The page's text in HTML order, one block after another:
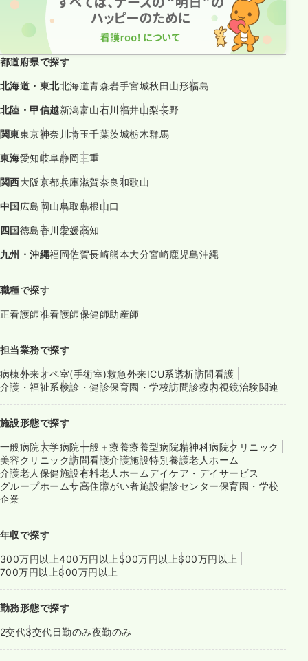
都道府県で探す
北海道・東北北海道青森岩手宮城秋田山形福島
北陸・甲信越新潟富山石川福井山梨長野
関東東京神奈川埼玉千葉茨城栃木群馬
東海愛知岐阜静岡三重
関西大阪京都兵庫滋賀奈良和歌山
中国広島岡山鳥取島根山口
四国徳島香川愛媛高知
九州・沖縄福岡佐賀長崎熊本大分宮崎鹿児島沖縄
職種で探す
正看護師准看護師保健師助産師
担当業務で探す
病棟外来オペ室(手術室)救急外来ICU系透析訪問看護
介護・福祉系検診・健診保育園・学校訪問診療内視鏡治験関連
施設形態で探す
一般病院大学病院一般＋療養療養型病院精神科病院クリニック
美容クリニック訪問看護介護施設特別養護老人ホーム
介護老人保健施設有料老人ホームデイケア・デイサービス
グループホームサ高住障がい者施設健診センター保育園・学校
企業
年収で探す
300万円以上400万円以上 500万円以上600万円以上
700万円以上800万円以上
勤務形態で探す
2交代3交代日勤のみ夜勤のみ